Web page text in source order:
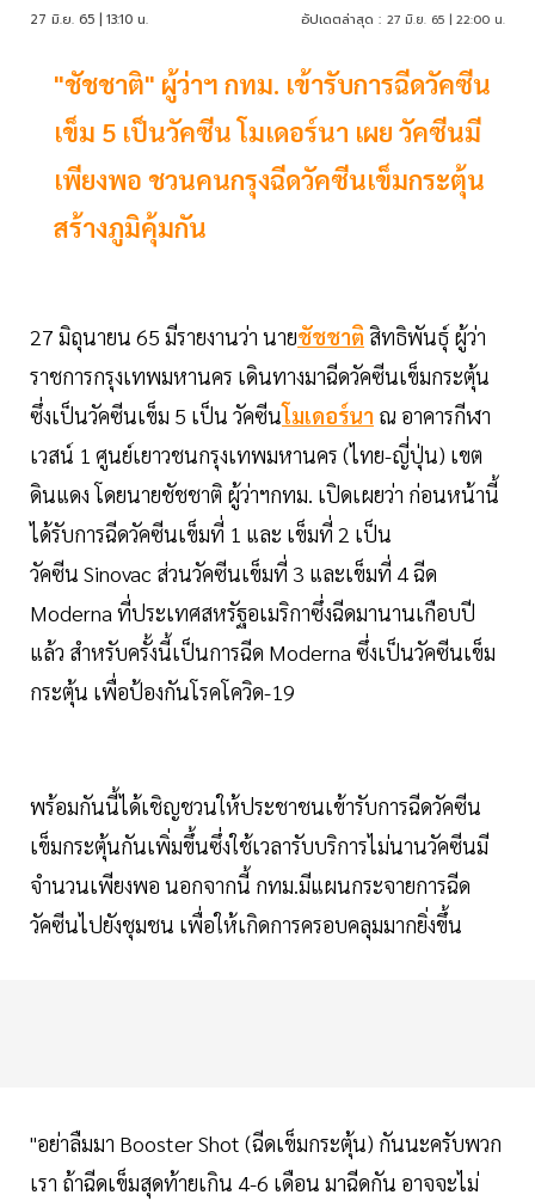
27 มิ.ย. 65 | 13:10 น. อัปเดตล่าสุด : 27 มิ.ย. 65 | 22:00 น.
"ชัชชาติ" ผู้ว่าฯ กทม. เข้ารับการฉีดวัคซีน
เข็ม 5 เป็นวัคซีน โมเดอร์นา เผย วัคซีนมี
เพียงพอ ชวนคนกรุงฉีดวัคซีนเข็มกระตุ้น
สร้างภูมิคุ้มกัน
27 มิถุนายน 65 มีรายงานว่า นายชัชชาติ สิทธิพันธุ์ ผู้ว่า
ราชการกรุงเทพมหานคร เดินทางมาฉีดวัคซีนเข็มกระตุ้น
ซึ่งเป็นวัคซีนเข็ม 5 เป็น วัคซีนโมเดอร์นา ณ อาคารกีฬา
เวสน์ 1 ศูนย์เยาวชนกรุงเทพมหานคร (ไทย-ญี่ปุ่น) เขต
ดินแดง โดยนายชัชชาติ ผู้ว่าฯกทม. เปิดเผยว่า ก่อนหน้านี้
ได้รับการฉีดวัคซีนเข็มที่ 1 และ เข็มที่ 2 เป็น
วัคซีน Sinovac ส่วนวัคซีนเข็มที่ 3 และเข็มที่ 4 ฉีด
Moderna ที่ประเทศสหรัฐอเมริกาซึ่งฉีดมานานเกือบปี
แล้ว สำหรับครั้งนี้เป็นการฉีด Moderna ซึ่งเป็นวัคซีนเข็ม
กระตุ้น เพื่อป้องกันโรคโควิด-19
พร้อมกันนี้ได้เชิญชวนให้ประชาชนเข้ารับการฉีดวัคซีน
เข็มกระตุ้นกันเพิ่มขึ้นซึ่งใช้เวลารับบริการไม่นานวัคซีนมี
จำนวนเพียงพอ นอกจากนี้ กทม.มีแผนกระจายการฉีด
วัคซีนไปยังชุมชน เพื่อให้เกิดการครอบคลุมมากยิ่งขึ้น
"อย่าลืมมา Booster Shot (ฉีดเข็มกระตุ้น) กันนะครับพวก
เรา ถ้าฉีดเข็มสุดท้ายเกิน 4-6 เดือน มาฉีดกัน อาจจะไม่